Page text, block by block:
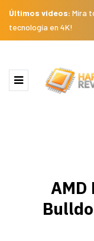
Últimos videos: Mira
tecnología en 4K!
AMD